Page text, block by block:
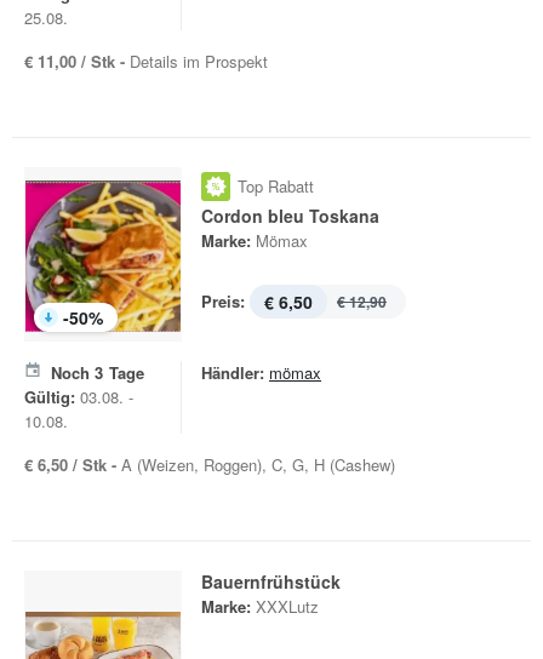
25.08.
€ 11,00 / Stk - Details im Prospekt
-50%
Top Rabatt
Cordon bleu Toskana
Marke: Mömax
Preis: € 6,50 € 12,90
Noch 3 Tage
Gültig: 03.08. -
10.08.
Händler: mömax
€ 6,50 / Stk - A (Weizen, Roggen), C, G, H (Cashew)
Bauernfrühstück
Marke: XXXLutz